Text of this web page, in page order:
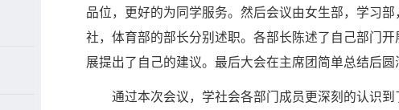
品位，更好的为同学服务。然后会议由女生部，学习
社，体育部的部长分别述职。各部长陈述了自己部门
展提出了自己的建议。最后大会在主席团简单总结后圆
通过本次会议，学社会各部门成员更深刻的认识